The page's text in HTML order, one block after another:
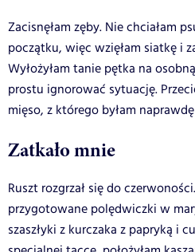
Zacisnęłam zęby. Nie chciałam
początku, więc wzięłam siatkę i
Wyłożyłam tanie pętka na
prostu ignorować sytuację.
mięso, z którego byłam
Zatkało mnie
Ruszt rozgrzał się do
przygotowane polędwiczki w
szaszłyki z kurczaka z papryką i